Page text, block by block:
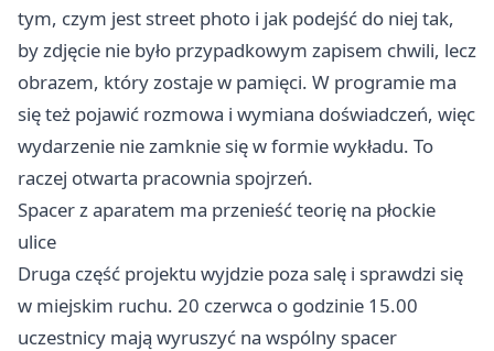
tym, czym jest street photo i jak podejść do niej tak,
by zdjęcie nie było przypadkowym zapisem chwili, lecz
obrazem, który zostaje w pamięci. W programie ma
się też pojawić rozmowa i wymiana doświadczeń, więc
wydarzenie nie zamknie się w formie wykładu. To
raczej otwarta pracownia spojrzeń.
Spacer z aparatem ma przenieść teorię na płockie
ulice
Druga część projektu wyjdzie poza salę i sprawdzi się
w miejskim ruchu. 20 czerwca o godzinie 15.00
uczestnicy mają wyruszyć na wspólny spacer